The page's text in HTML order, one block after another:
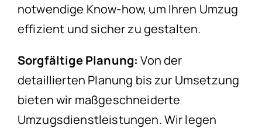
notwendige Know-how, um Ihren Umzug
effizient und sicher zu gestalten.
Sorgfältige Planung: Von der
detaillierten Planung bis zur Umsetzung
bieten wir maßgeschneiderte
Umzugsdienstleistungen. Wir legen